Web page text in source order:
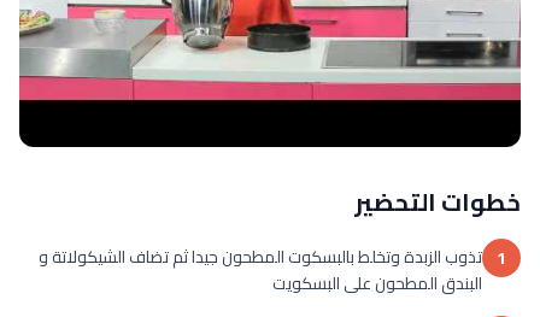
خطوات التحضير
1 تذوب الزبدة وتخلط بالبسكوت المطحون جيدا ثم تضاف الشيكولاتة و
البندق المطحون على البسكويت